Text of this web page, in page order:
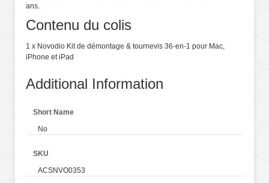
ans.
Contenu du colis
1 x Novodio Kit de démontage & tournevis 36-en-1 pour Mac,
iPhone et iPad
Additional Information
Short Name
No
SKU
ACSNVO0353